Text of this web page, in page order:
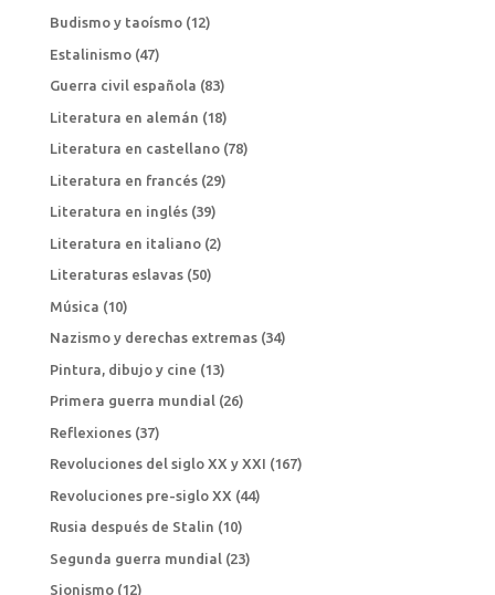
Budismo y taoísmo(12)
Estalinismo(47)
Guerra civil española (83)
Literatura en alemán (18)
Literatura en castellano(78)
Literatura en francés(29)
Literatura en inglés(39)
Literatura en italiano(2)
Literaturas eslavas(50)
Música (10)
Nazismo y derechas extremas(34)
Pintura, dibujo y cine (13)
Primera guerra mundial(26)
Reflexiones(37)
Revoluciones del siglo XX y XXI (167)
Revoluciones pre-siglo XX (44)
Rusia después de Stalin (10)
Segunda guerra mundial (23)
Sionismo(12)